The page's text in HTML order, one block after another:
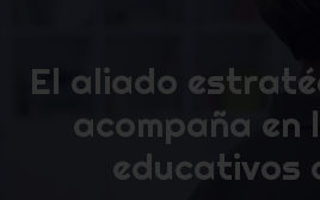
El aliado
acompaña en
educativos